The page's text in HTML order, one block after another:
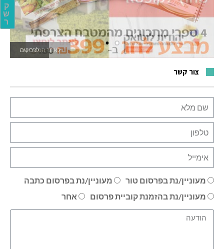
ק
ש
ר
לאתר המשחקים
צור קשר
מעוניין/נת בפרסום טור
מעוניין/נת בפרסום כתבה
מעוניין/נת בהזמנת קוביית פרסום
אחר